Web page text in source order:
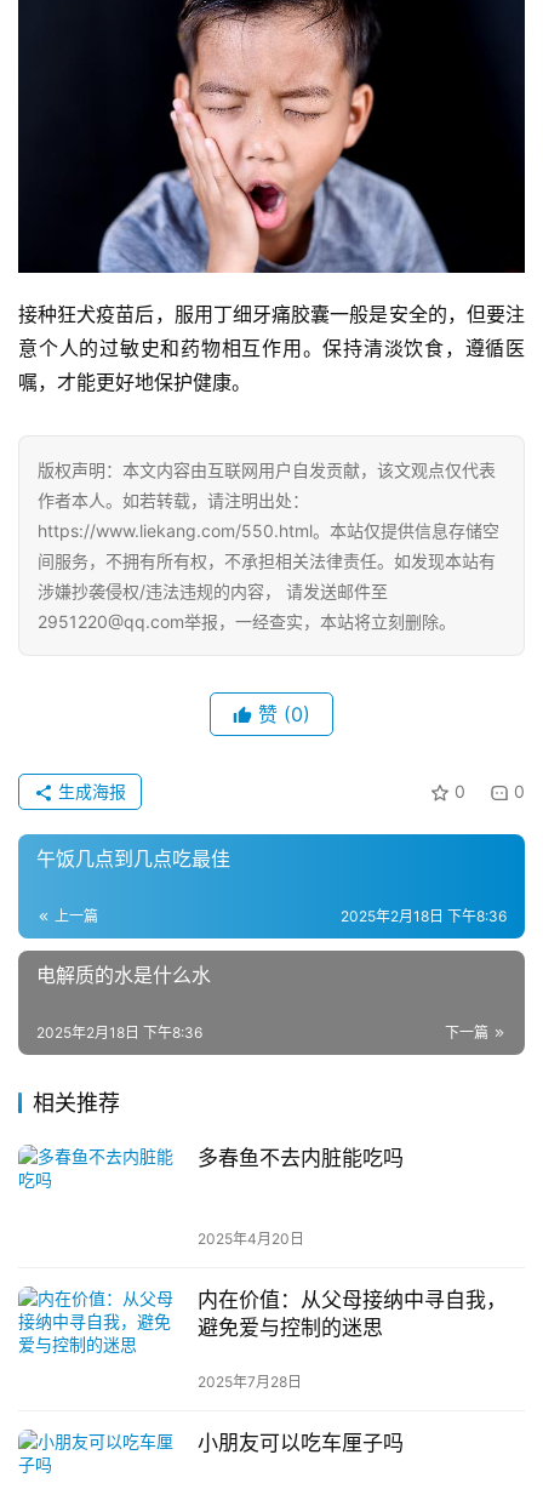
接种狂犬疫苗后，服用丁细牙痛胶囊一般是安全的，但要注
意个人的过敏史和药物相互作用。保持清淡饮食，遵循医
嘱，才能更好地保护健康。
版权声明：本文内容由互联网用户自发贡献，该文观点仅代表
作者本人。如若转载，请注明出处：
https://www.liekang.com/550.html。本站仅提供信息存储空
间服务，不拥有所有权，不承担相关法律责任。如发现本站有
涉嫌抄袭侵权/违法违规的内容， 请发送邮件至
2951220@qq.com举报，一经查实，本站将立刻删除。
赞 (0)
0 0
生成海报
午饭几点到几点吃最佳
上一篇 2025年2月18日 下午8:36
电解质的水是什么水
下一篇
2025年2月18日 下午8:36
相关推荐
多春鱼不去内脏能吃吗
2025年4月20日
内在价值：从父母接纳中寻自我，
避免爱与控制的迷思
2025年7月28日
小朋友可以吃车厘子吗